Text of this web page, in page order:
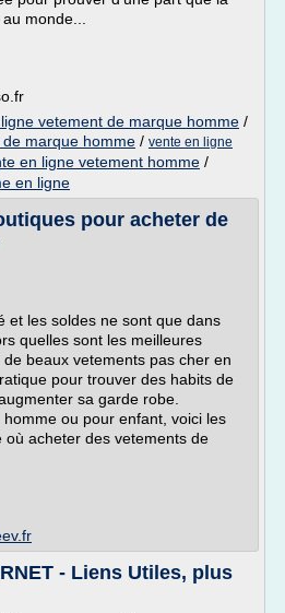
monde...
vetement de marque homme /
marque homme / vente en ligne
en ligne vetement homme /
en ligne
pour acheter de
et les soldes ne sont que dans
quelles sont les meilleures
beaux vetements pas cher en
pour trouver des habits de
sa garde robe.
ou pour enfant, voici les
où acheter des vetements de
- Liens Utiles, plus